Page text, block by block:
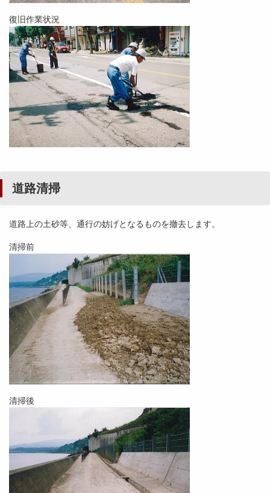
復旧作業状況
道路清掃
道路上の土砂等、通行の妨げとなるものを撤去します。
清掃前
清掃後